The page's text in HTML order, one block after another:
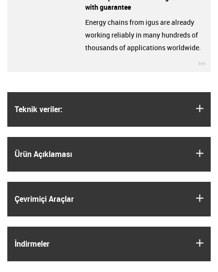
Teknik veriler:
Ürün Açıklaması
Çevrimiçi Araçlar
İndirmeler
with guarantee
Energy chains from igus are already
working reliably in many hundreds of
thousands of applications worldwide.